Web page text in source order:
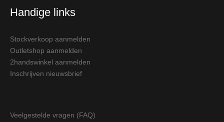
Handige links
Stockverkoop aanmelden
Outletshop aanmelden
2handswinkel aanmelden
Inschrijven nieuwsbrief
Veelgestelde vragen (FAQ)